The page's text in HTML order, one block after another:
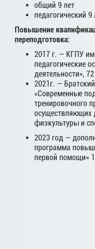
общий 9 лет
педагогический 9
Повышение
переподготовка:
2017 г. — КГПУ
педагогические
деятельности»,
2021г. —
«Современные
тренировочного
осуществляющих
физкультуры и
2023 год —
программа
первой помощи»